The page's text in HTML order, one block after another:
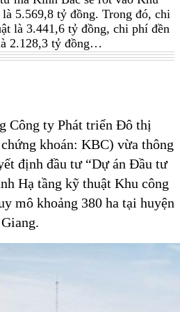
5.569,8 tỷ đồng. Trong đó, chi
là 3.441,6 tỷ đồng, chi phí đền
2.128,3 tỷ đồng…
Công ty Phát triển Đô thị
khoán: KBC) vừa thông
định đầu tư “Dự án Đầu tư
Hạ tầng kỹ thuật Khu công
mô khoảng 380 ha tại huyện